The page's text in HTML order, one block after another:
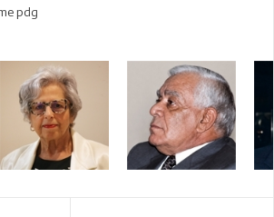
pdg